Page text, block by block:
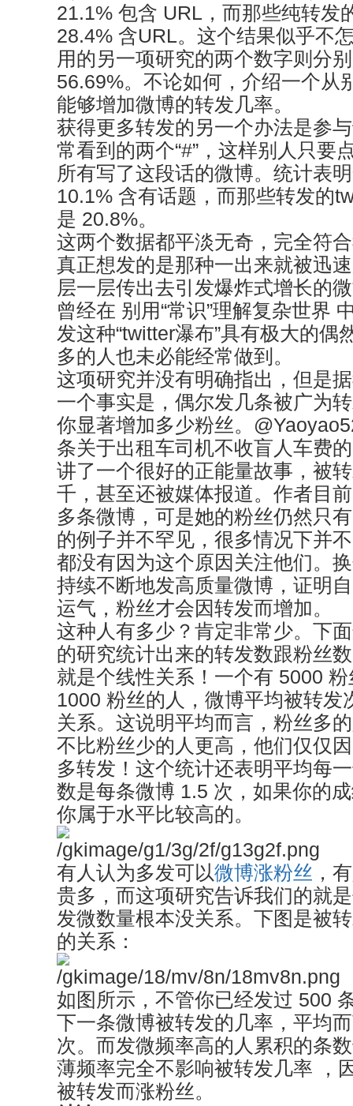
21.1% 包含 URL，而那些纯转发
28.4% 含URL。这个结果似乎不
用的另一项研究的两个数字则分
56.69%。不论如何，介绍一个从
能够增加微博的转发几率。
获得更多转发的另一个办法是参
常看到的两个“#”，这样别人只要
所有写了这段话的微博。统计表
10.1% 含有话题，而那些转发的
是 20.8%。
这两个数据都平淡无奇，完全符
真正想发的是那种一出来就被迅
层一层传出去引发爆炸式增长的
曾经在 别用“常识”理解复杂世界
发这种“twitter瀑布”具有极大的偶
多的人也未必能经常做到。
这项研究并没有明确指出，但是
一个事实是，偶尔发几条被广为
你显著增加多少粉丝。
条关于出租车司机不收盲人车费
讲了一个很好的正能量故事，被
千，甚至还被媒体报道。作者目
多条微博，可是她的粉丝仍然只
的例子并不罕见，很多情况下并
都没有因为这个原因关注他们。
持续不断地发高质量微博，证明
运气，粉丝才会因转发而增加。
这种人有多少？肯定非常少。下
的研究统计出来的转发数跟粉丝
就是个线性关系！一个有 5000
1000 粉丝的人，微博平均被转发
关系。这说明平均而言，粉丝多
不比粉丝少的人更高，他们仅仅
多转发！这个统计还表明平均每
数是每条微博 1.5 次，如果你的
你属于水平比较高的。
有人认为多发可以微博涨粉丝 ，
贵多，而这项研究告诉我们的就
发微数量根本没关系。下图是被
的关系：
如图所示，不管你已经发过 500
下一条微博被转发的几率，平均
次。而发微频率高的人累积的条
薄频率完全不影响被转发几率 ，
被转发而涨粉丝。